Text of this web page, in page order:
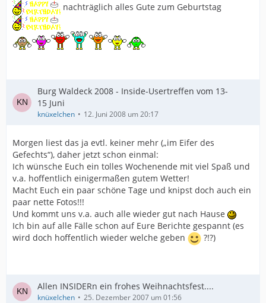
nachträglich alles Gute zum Geburtstag
Burg Waldeck 2008 - Inside-Usertreffen vom 13-
15 Juni
knüxelchen 12. Juni 2008 um 20:17
Morgen liest das ja evtl. keiner mehr („im Eifer des
Gefechts“), daher jetzt schon einmal:
Ich wünsche Euch ein tolles Wochenende mit viel Spaß und
v.a. hoffentlich einigermaßen gutem Wetter!
Macht Euch ein paar schöne Tage und knipst doch auch ein
paar nette Fotos!!!
Und kommt uns v.a. auch alle wieder gut nach Hause
Ich bin auf alle Fälle schon auf Eure Berichte gespannt (es
wird doch hoffentlich wieder welche geben
?!?)
Allen INSIDERn ein frohes Weihnachtsfest....
knüxelchen 25. Dezember 2007 um 01:56